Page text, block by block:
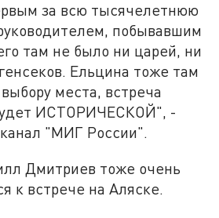
за всю тысячелетнюю
побывавшим
там не было ни царей, ни
Ельцина тоже там
места, встреча
ИСТОРИЧЕСКОЙ", -
"МИГ России".
Дмитриев тоже очень
к встрече на Аляске.